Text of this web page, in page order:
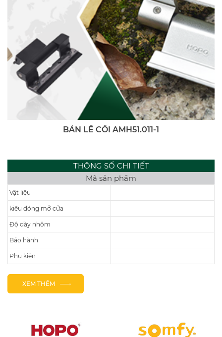
BẢN LỀ CỐI AMH51.011-1
THÔNG SỐ CHI TIẾT
Mã sản phẩm
Vật liệu
kiểu đóng mở cửa
Độ dày nhôm
Bảo hành
Phụ kiện
XEM THÊM